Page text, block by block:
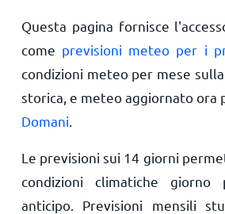
Questa pagina fornisce
come previsioni meteo per i
condizioni meteo per mese
storica, e meteo aggiornato ora
Domani
Le previsioni sui 14 giorni
condizioni climatiche
anticipo. Previsioni mensili